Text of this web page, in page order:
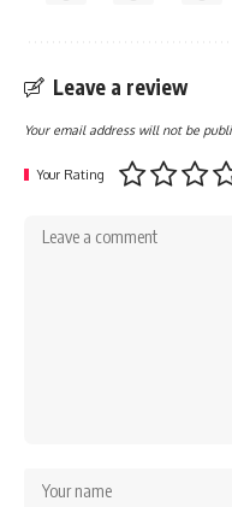
Leave a review
Your email address will not be
Your Rating